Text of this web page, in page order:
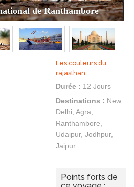
de Ranthambore
Les couleurs du
rajasthan
Durée : 12 Jours
Destinations : New
Delhi, Agra,
Ranthambore,
Udaipur, Jodhpur,
Jaipur
Points forts de